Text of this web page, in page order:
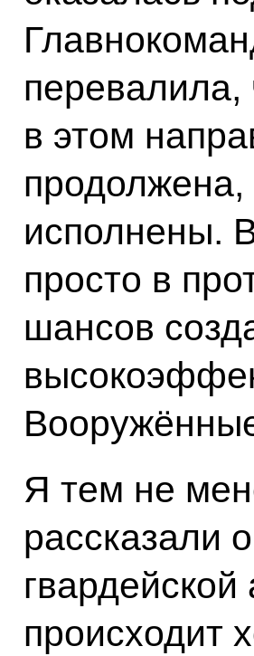
перевалила,
в этом
исполнены.
просто в
шансов
Я тем не
рассказали
происходит